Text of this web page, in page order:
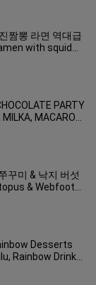
짬뽕 라면 역대급
with squid
PARTY
MACARON,
트 먹방 EATING
꾸미 & 낙지 버섯
& Webfoot
Mukbang
Desserts
Rainbow Drinks,